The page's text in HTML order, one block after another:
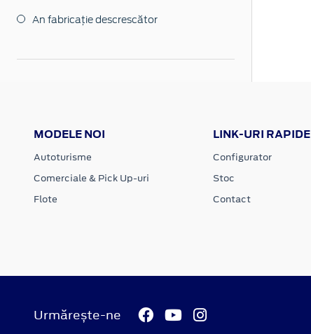
An fabricație descrescător
MODELE NOI
Autoturisme
Comerciale & Pick Up-uri
Flote
LINK-URI RAPIDE
Configurator
Stoc
Contact
Urmărește-ne